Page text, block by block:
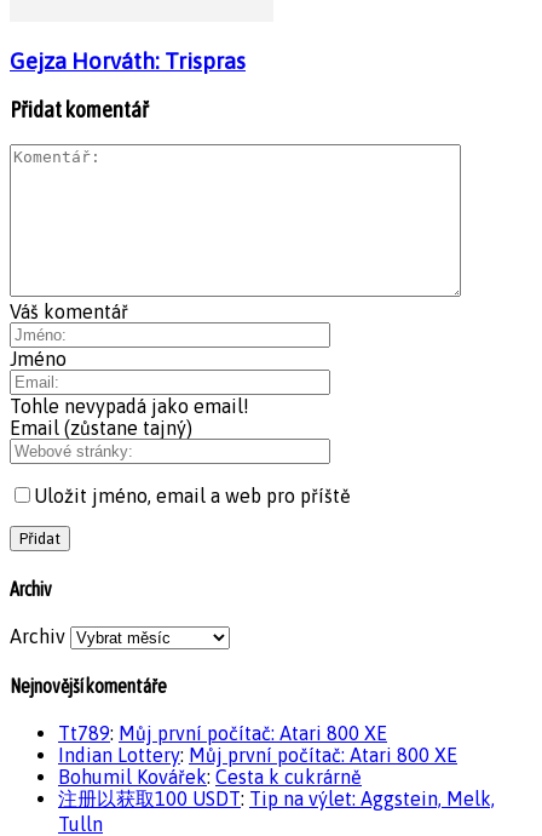
Gejza Horváth: Trispras
Přidat komentář
Váš komentář
Jméno
Tohle nevypadá jako email!
Email (zůstane tajný)
Uložit jméno, email a web pro příště
Archiv
Archiv
Nejnovější komentáře
Tt789: Můj první počítač: Atari 800 XE
Indian Lottery: Můj první počítač: Atari 800 XE
Bohumil Kovářek: Cesta k cukrárně
注册以获取100 USDT: Tip na výlet: Aggstein, Melk,
Tulln